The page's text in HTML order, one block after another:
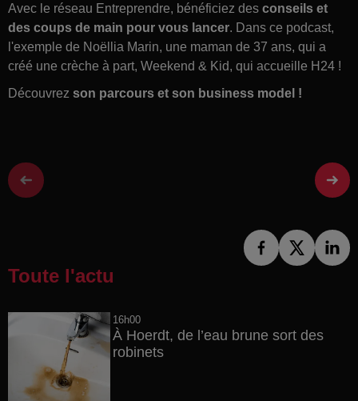
Avec le réseau Entreprendre, bénéficiez des conseils et
des coups de main pour vous lancer. Dans ce podcast,
l'exemple de Noëllia Marin, une maman de 37 ans, qui a
créé une crèche à part, Weekend & Kid, qui accueille H24 !
Découvrez son parcours et son business model !
Toute l'actu
16h00
À Hoerdt, de l’eau brune sort des
robinets